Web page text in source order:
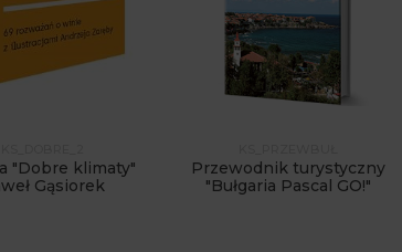
"Dobre klimaty"
Gąsiorek
Przewodnik turystyczny
"Bułgaria Pascal GO!"